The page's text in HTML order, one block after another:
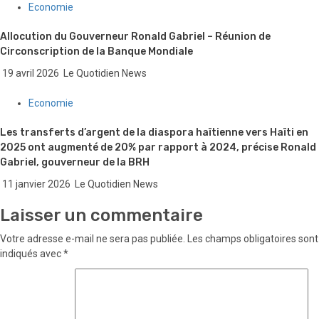
Economie
Allocution du Gouverneur Ronald Gabriel – Réunion de
Circonscription de la Banque Mondiale
19 avril 2026 Le Quotidien News
Economie
Les transferts d’argent de la diaspora haïtienne vers Haïti en
2025 ont augmenté de 20% par rapport à 2024, précise Ronald
Gabriel, gouverneur de la BRH
11 janvier 2026 Le Quotidien News
Laisser un commentaire
Votre adresse e-mail ne sera pas publiée.
Les champs obligatoires sont
indiqués avec*